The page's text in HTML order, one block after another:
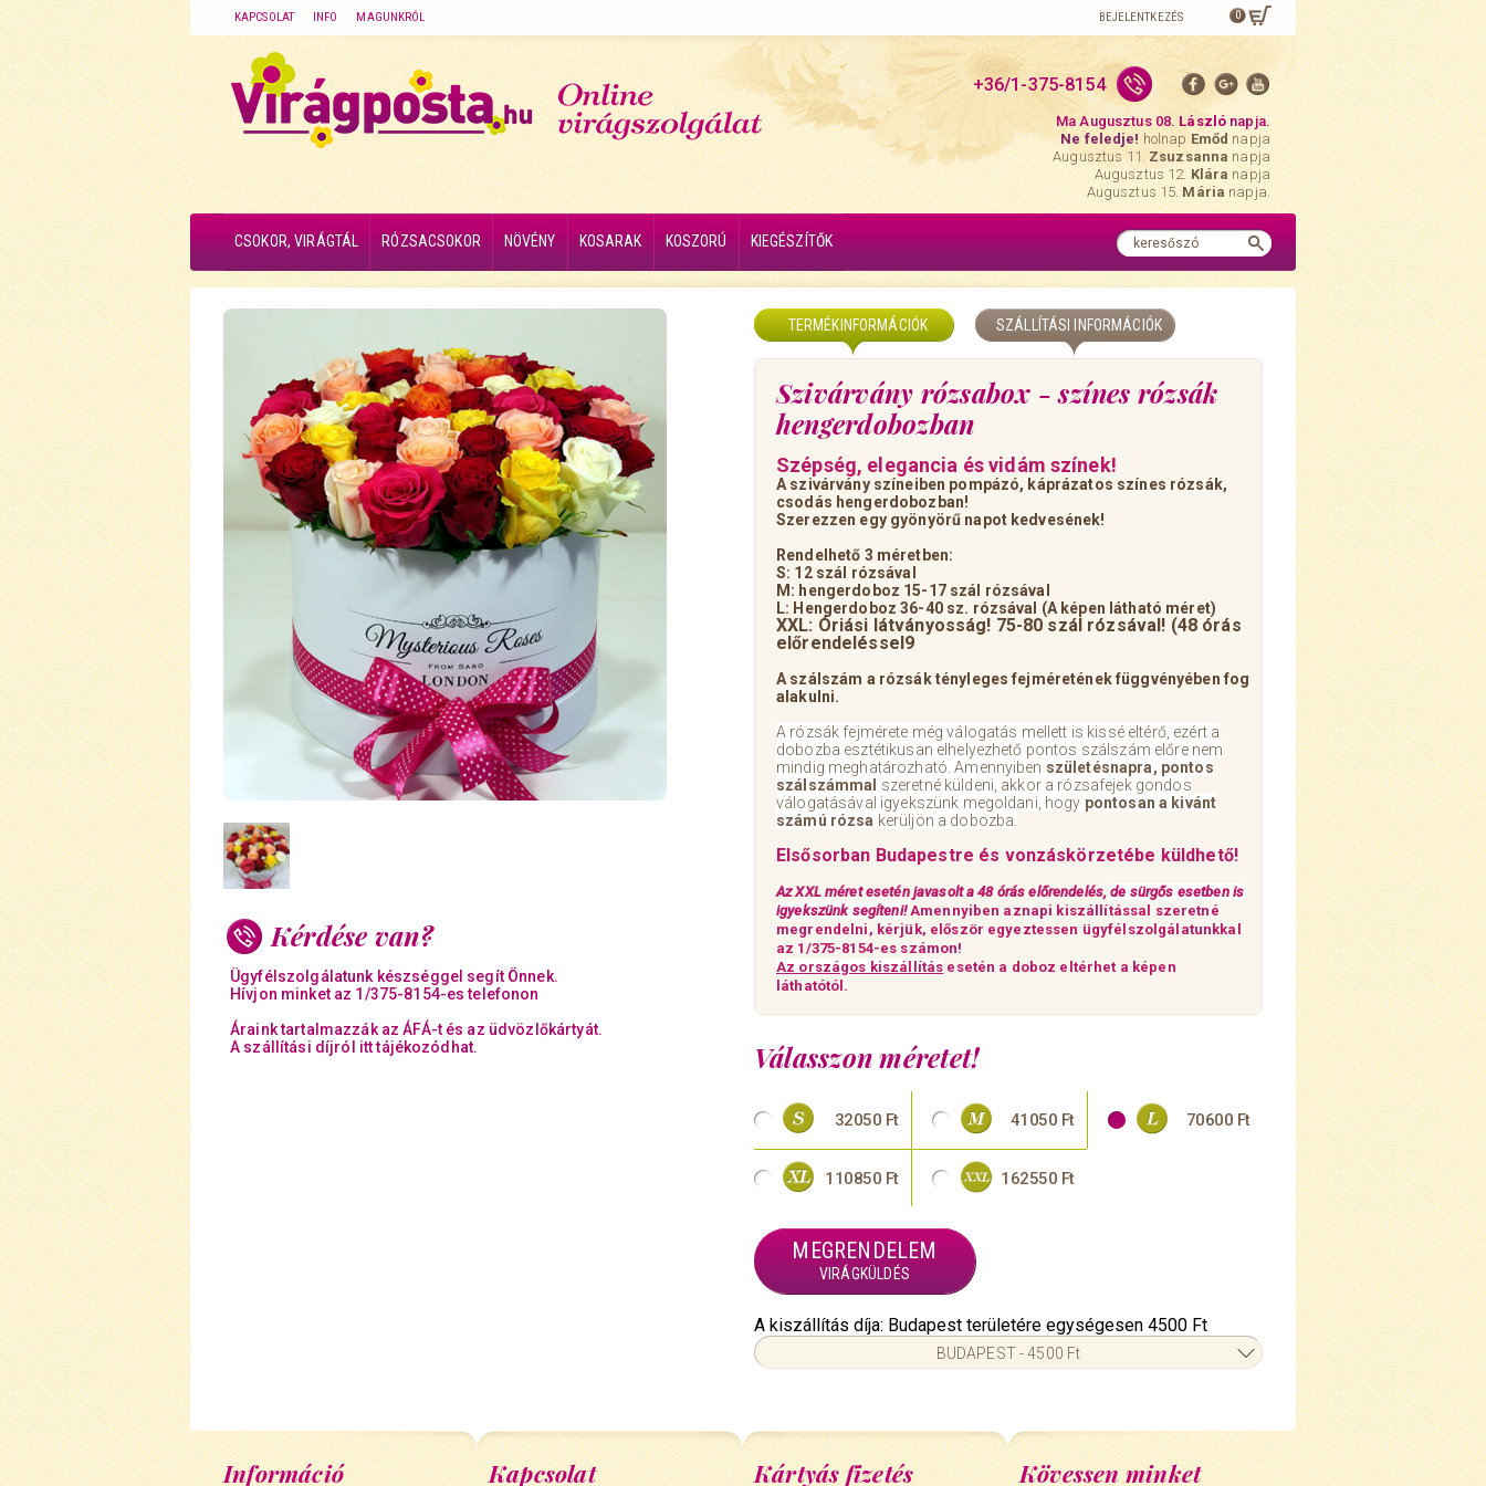
KAPCSOLAT INFO MAGUNKRÓL BEJELENTKEZÉS 0
+36/1-375-8154
Ma Augusztus 08.László napja.
Ne feledje! holnapEmődnapja
Augusztus 11. Zsuzsannanapja
Augusztus 12.Kláranapja
Augusztus 15.Mária napja.
CSOKOR, VIRÁGTÁL RÓZSACSOKOR NÖVÉNY KOSARAK KOSZORÚ KIEGÉSZÍTŐK
Kérdése van?
Ügyfélszolgálatunk készséggel segít Önnek.
Hívjon minket az 1/375-8154-es telefonon
Áraink tartalmazzák az ÁFÁ-t és az üdvözlőkártyát.
A szállítási díjról itt tájékozódhat.
TERMÉKINFORMÁCIÓK SZÁLLÍTÁSI INFORMÁCIÓK
Szivárvány rózsabox - színes rózsák
hengerdobozban
Szépség, elegancia és vidám színek!
A szivárvány színeiben pompázó, káprázatos színes rózsák,
csodás hengerdobozban!
Szerezzen egy gyönyörű napot kedvesének!
Rendelhető 3 méretben:
S: 12 szál rózsával
M: hengerdoboz 15-17 szál rózsával
L: Hengerdoboz 36-40 sz. rózsával (A képen látható méret)
XXL: Óriási látványosság! 75-80 szál rózsával! (48 órás
előrendeléssel9
A szálszám a rózsák tényleges fejméretének függvényében fog
alakulni.
A rózsák fejmérete még válogatás mellett is kissé eltérő, ezért a
dobozba esztétikusan elhelyezhető pontos szálszám előre nem
mindig meghatározható. Amennyiben születésnapra, pontos
szálszámmal szeretné küldeni, akkor a rózsafejek gondos
válogatásával igyekszünk megoldani, hogy pontosan a kivánt
számú rózsa kerüljön a dobozba.
Elsősorban Budapestre és vonzáskörzetébe küldhető!
Az XXL méret esetén javasolt a 48 órás előrendelés,de sürgős esetben is
igyekszünk segíteni! Amennyiben aznapi kiszállítással szeretné
megrendelni, kérjük, először egyeztessen ügyfélszolgálatunkkal
az 1/375-8154-es számon!
Az országos kiszállítás esetén a doboz eltérhet a képen
láthatótól .
Válasszon méretet!
32050 Ft 41050 Ft 70600 Ft
110850 Ft 162550 Ft
MEGRENDELEM
VIRÁGKÜLDÉS
A kiszállítás díja: Budapest területére egységesen 4500 Ft
BUDAPEST - 4500 Ft
Információ Kapcsolat
Kártyás fizetés
Kövessen minket